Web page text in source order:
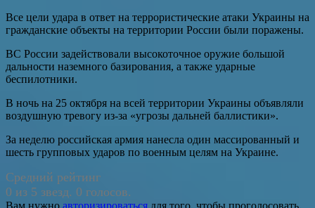
Все цели удара в ответ на террористические атаки Украины на
гражданские объекты на территории России были поражены.
ВС России задействовали высокоточное оружие большой
дальности наземного базирования, а также ударные
беспилотники.
В ночь на 25 октября на всей территории Украины объявляли
воздушную тревогу из-за «угрозы дальней баллистики».
За неделю российская армия нанесла один массированный и
шесть групповых ударов по военным целям на Украине.
Средний рейтинг
0 из 5 звезд. 0 голосов.
Вам нужно авторизироваться для того, чтобы проголосовать.